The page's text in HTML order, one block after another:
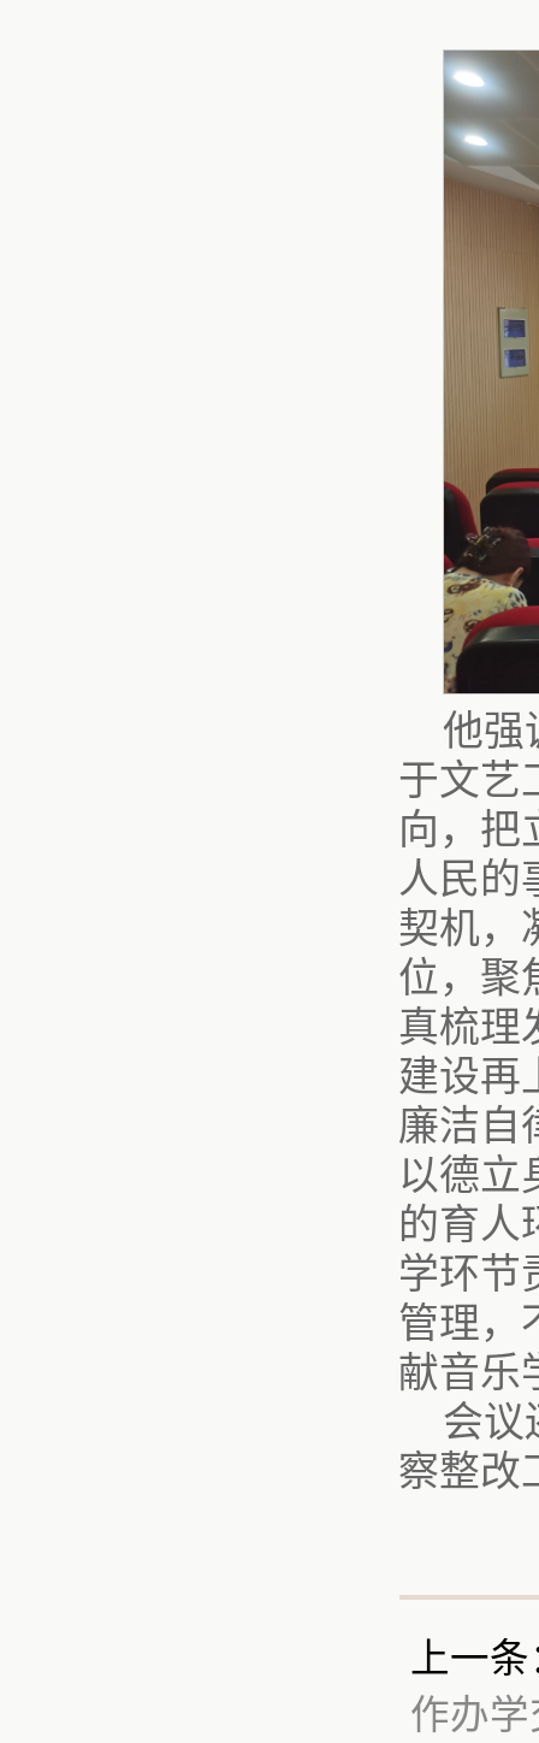
他强
于文艺
向，把
人民的
契机，
位，聚
真梳理
建设再
廉洁自
以德立
的育人
学环节
管理，
献音乐
会议
察整改
上一
作办